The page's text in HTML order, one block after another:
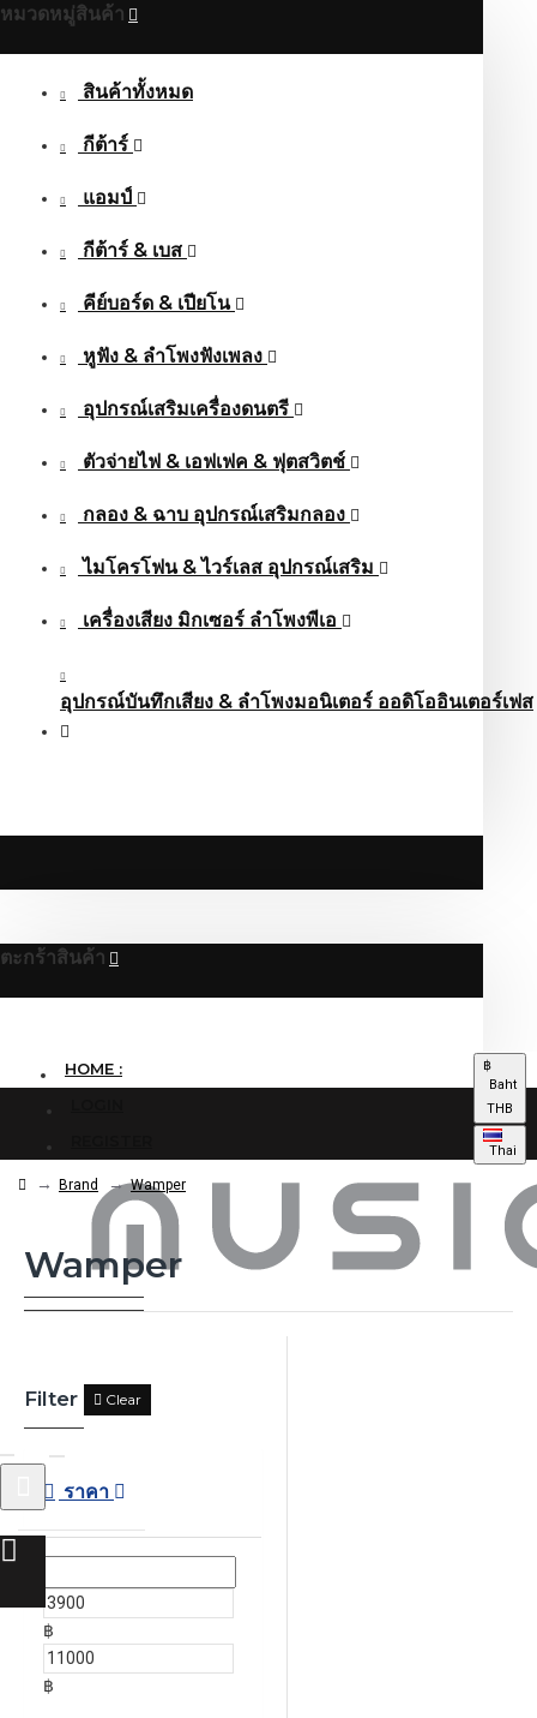
หมวดหมู่สินค้า
สินค้าทั้งหมด
กีต้าร์
แอมป์
กีต้าร์ & เบส
คีย์บอร์ด & เปียโน
หูฟัง & ลําโพงฟังเพลง
อุปกรณ์เสริมเครื่องดนตรี
ตัวจ่ายไฟ & เอฟเฟค & ฟุตสวิตช์
กลอง & ฉาบ อุปกรณ์เสริมกลอง
ไมโครโฟน & ไวร์เลส อุปกรณ์เสริม
เครื่องเสียง มิกเซอร์ ลำโพงพีเอ
อุปกรณ์บันทึกเสียง & ลำโพงมอนิเตอร์ ออดิโออินเตอร์เฟส
ตะกร้าสินค้า
HOME :
฿
Baht
THB
Thai
Brand Wamper
Wamper
Filter Clear
ราคา
฿
฿